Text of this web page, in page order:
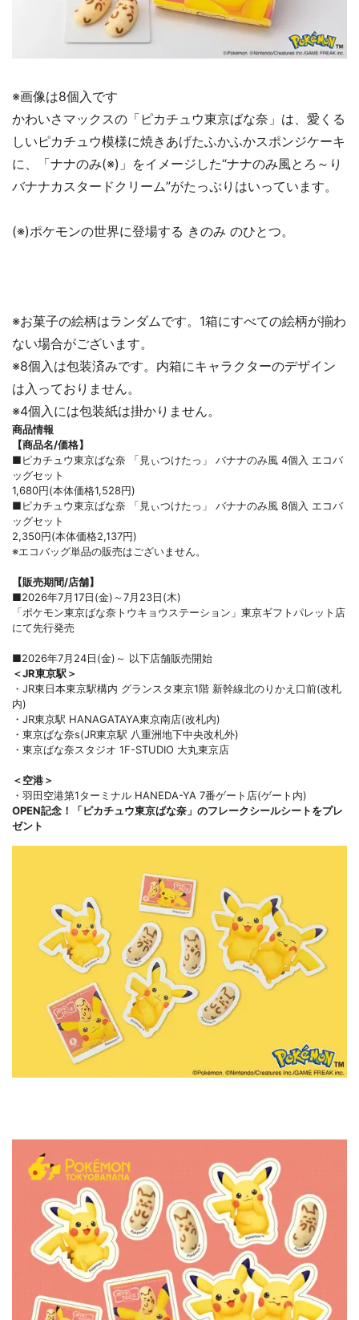
※画像は8個入です
かわいさマックスの「ピカチュウ東京ばな奈」は、愛くる
しいピカチュウ模様に焼きあげたふかふかスポンジケーキ
に、「ナナのみ(※)」をイメージした“ナナのみ風とろ～り
バナナカスタードクリーム”がたっぷりはいっています。
(※)ポケモンの世界に登場する きのみ のひとつ。
※お菓子の絵柄はランダムです。1箱にすべての絵柄が揃わ
ない場合がございます。
※8個入は包装済みです。内箱にキャラクターのデザイン
は入っておりません。
※4個入には包装紙は掛かりません。
商品情報
【商品名/価格】
■ピカチュウ東京ばな奈 「見ぃつけたっ」 バナナのみ風 4個入 エコバ
ッグセット
1,680円(本体価格1,528円)
■ピカチュウ東京ばな奈 「見ぃつけたっ」 バナナのみ風 8個入 エコバ
ッグセット
2,350円(本体価格2,137円)
※エコバッグ単品の販売はございません。
【販売期間/店舗】
■2026年7月17日(金)～7月23日(木)
「ポケモン東京ばな奈トウキョウステーション」東京ギフトパレット店
にて先行発売
■2026年7月24日(金)～ 以下店舗販売開始
＜JR東京駅＞
・JR東日本東京駅構内 グランスタ東京1階 新幹線北のりかえ口前(改札
内)
・JR東京駅 HANAGATAYA東京南店(改札内)
・東京ばな奈s(JR東京駅 八重洲地下中央改札外)
・東京ばな奈スタジオ 1F-STUDIO 大丸東京店
＜空港＞
・羽田空港第1ターミナル HANEDA-YA 7番ゲート店(ゲート内)
OPEN記念！「ピカチュウ東京ばな奈」のフレークシールシートをプレ
ゼント